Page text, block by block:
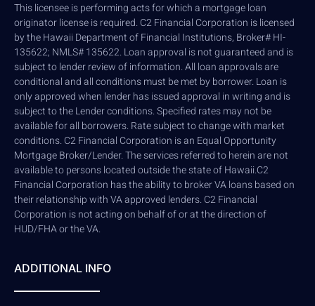
This licensee is performing acts for which a mortgage loan
originator license is required. C2 Financial Corporation is licensed
by the Hawaii Department of Financial Institutions, Broker# HI-
135622; NMLS# 135622. Loan approval is not guaranteed and is
subject to lender review of information. All loan approvals are
conditional and all conditions must be met by borrower. Loan is
only approved when lender has issued approval in writing and is
subject to the Lender conditions. Specified rates may not be
available for all borrowers. Rate subject to change with market
conditions. C2 Financial Corporation is an Equal Opportunity
Mortgage Broker/Lender. The services referred to herein are not
available to persons located outside the state of Hawaii.C2
Financial Corporation has the ability to broker VA loans based on
their relationship with VA approved lenders. C2 Financial
Corporation is not acting on behalf of or at the direction of
HUD/FHA or the VA.
ADDITIONAL INFO